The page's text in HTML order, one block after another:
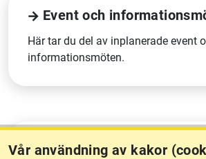
Event och
Här tar du del av inplanerade event
informationsmöten.
Kontakt
Vår användning av kakor